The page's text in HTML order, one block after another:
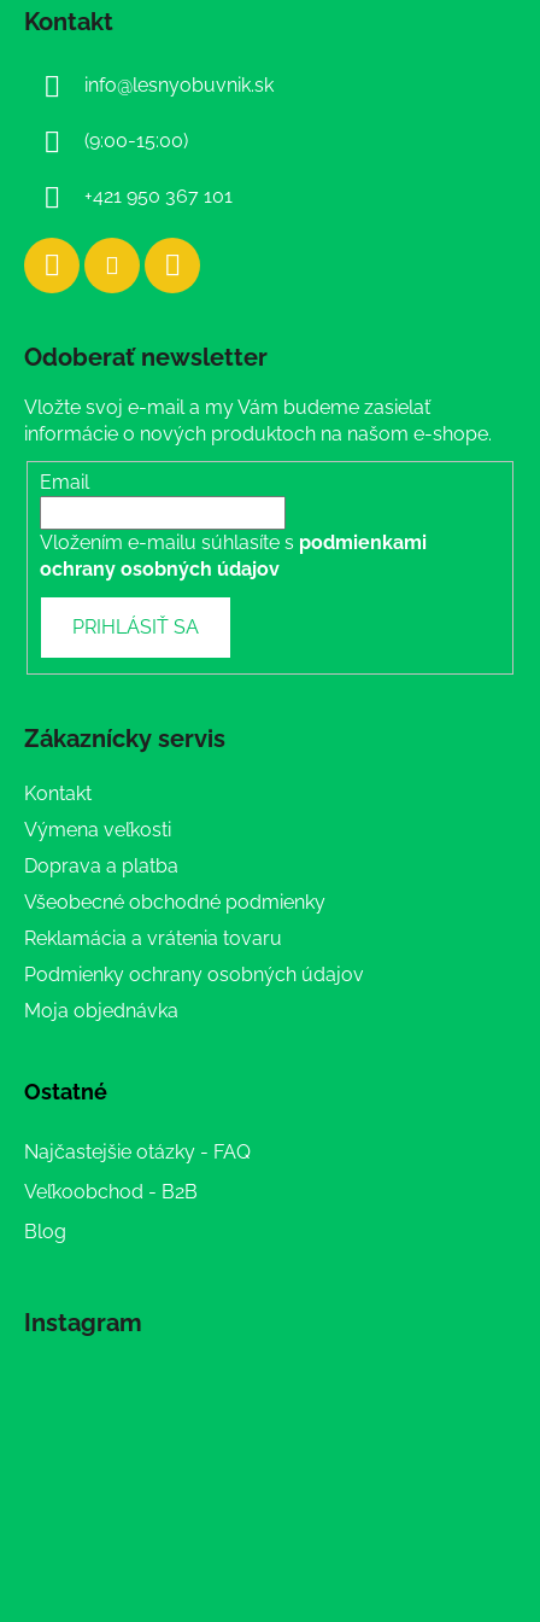
Kontakt
info@lesnyobuvnik.sk
(9:00-15:00)
+421 950 367 101
Odoberať newsletter
Vložte svoj e-mail a my Vám budeme zasielať
informácie o nových produktoch na našom e-shope.
Email
Vložením e-mailu súhlasíte s podmienkami
ochrany osobných údajov
PRIHLÁSIŤ SA
Zákaznícky servis
Kontakt
Výmena veľkosti
Doprava a platba
Všeobecné obchodné podmienky
Reklamácia a vrátenia tovaru
Podmienky ochrany osobných údajov
Moja objednávka
Ostatné
Najčastejšie otázky - FAQ
Veľkoobchod - B2B
Blog
Instagram